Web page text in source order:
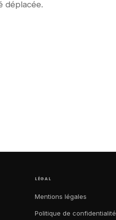
déplacée.
LÉGAL
Mentions légales
Politique de confidentialité